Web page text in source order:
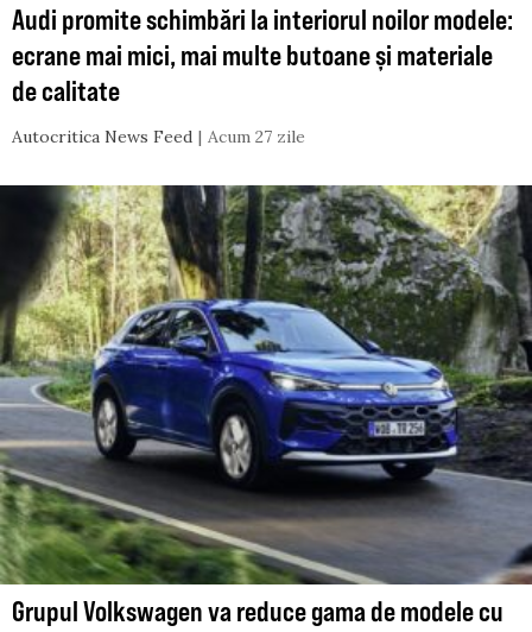
Audi promite schimbări la interiorul noilor modele:
ecrane mai mici, mai multe butoane și materiale
de calitate
Autocritica News Feed Acum 27 zile
Grupul Volkswagen va reduce gama de modele cu